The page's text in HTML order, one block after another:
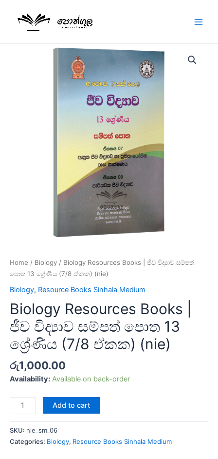
Home / Biology / Biology Resources Books | ජීව විද්‍යාව සම්පත්
පොත 13 ශ්‍රේණිය (7/8 ඒකක) (nie)
Biology, Resource Books Sinhala Medium
Biology Resources Books |
ජීව විද්‍යාව සම්පත් පොත 13
ශ්‍රේණිය (7/8 ඒකක) (nie)
රු1,000.00
Availability: Available on back-order
Add to cart
SKU: nie_sm_06
Categories: Biology, Resource Books Sinhala Medium